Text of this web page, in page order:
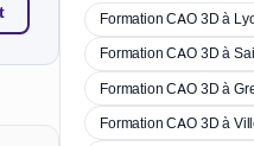
Formation CAO 3D à
Formation CAO 3D à
Formation CAO 3D à
Formation CAO 3D à